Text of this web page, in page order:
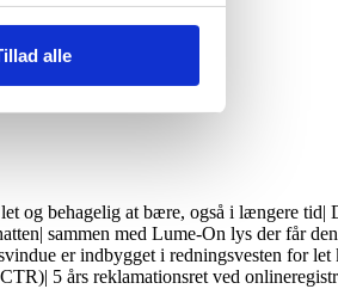
alle
og behagelig at bære, også i længere tid|
sammen med Lume-On lys der får
er indbygget i redningsvesten for
5 års reklamationsret ved